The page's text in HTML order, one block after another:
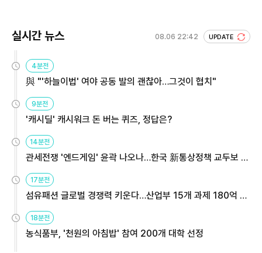
실시간 뉴스 08.06 22:42 UPDATE
4분전
與 "'하늘이법' 여야 공동 발의 괜찮아…그것이 협치"
9분전
'캐시딜' 캐시워크 돈 버는 퀴즈, 정답은?
14분전
관세전쟁 '엔드게임' 윤곽 나오나…한국 新통상정책 교두보 활
17분전
섬유패션 글로벌 경쟁력 키운다…산업부 15개 과제 180억 지
18분전
농식품부, '천원의 아침밥' 참여 200개 대학 선정